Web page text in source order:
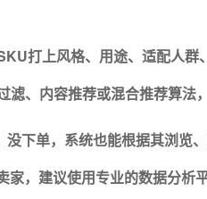
打上风格、用途、适配人群
滤、内容推荐或混合推荐算法
下单，系统也能根据其浏览
家，建议使用专业的数据分析